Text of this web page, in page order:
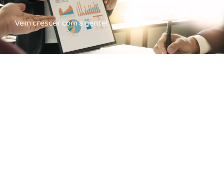
Vem crescer com a gente!